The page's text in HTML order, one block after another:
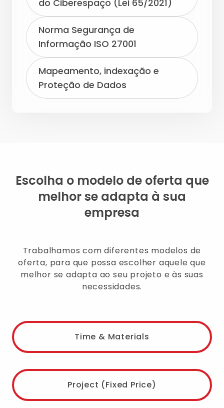
do Ciberespaço (Lei 65/2021)
Norma Segurança de
Informação ISO 27001
Mapeamento, indexação e
Proteção de Dados
Escolha o modelo de oferta que
melhor se adapta à sua
empresa
Trabalhamos com diferentes modelos de
oferta, para que possa escolher aquele que
melhor se adapta ao seu projeto e às suas
necessidades.
Time & Materials
Project (Fixed Price)